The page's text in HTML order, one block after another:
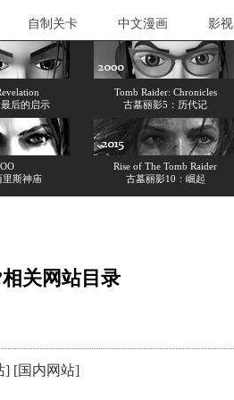
自制关卡 中文漫画 影视
后的启示
Tomb Raider: Chronicles
古墓丽影5：历代记
里斯神庙
Rise of The Tomb Raider
古墓丽影10：崛起
关网站目录
] [国内网站]